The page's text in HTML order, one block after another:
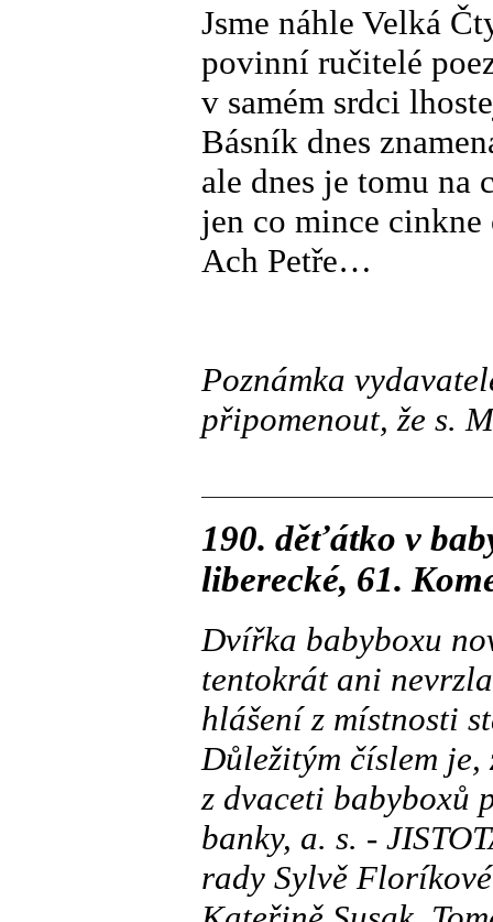
Jsme náhle Velká
povinní ručitelé
v samém srdci
Básník dnes
ale dnes je tomu
jen co mince cinkne
Ach Petře…
Poznámka
připomenout, že s.
190. děťátko v
liberecké, 61.
Dvířka babyboxu
tentokrát ani
hlášení z místnosti
Důležitým číslem je,
z dvaceti babyboxů
banky, a. s. -
rady Sylvě